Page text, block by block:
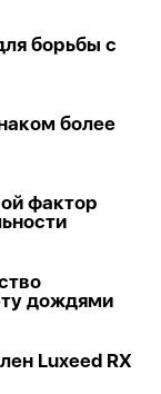
борьбы с
более
фактор
дождями
Luxeed RX